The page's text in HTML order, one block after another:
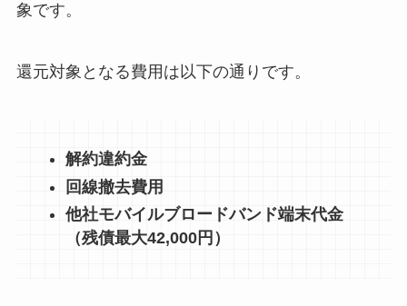
象です。
還元対象となる費用は以下の通りです。
解約違約金
回線撤去費用
他社モバイルブロードバンド端末代金
（残債最大42,000円）